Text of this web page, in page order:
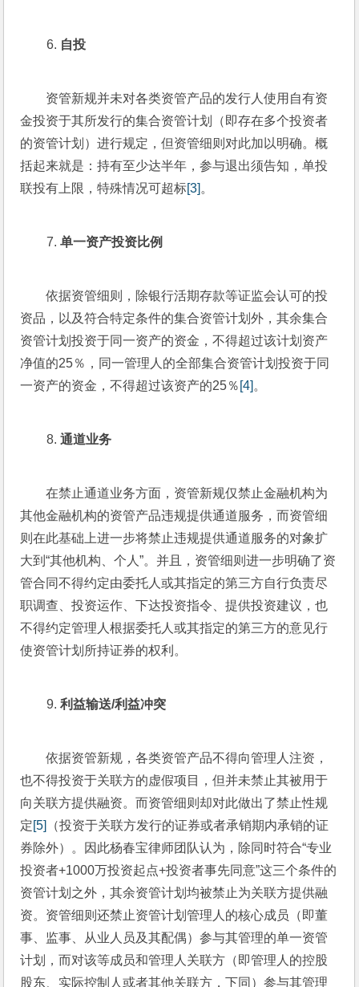
自投
资管新规并未对各类资管产品的发行人使用自有资
金投资于其所发行的集合资管计划（即存在多个投资者
的资管计划）进行规定，但资管细则对此加以明确。概
括起来就是：持有至少达半年，参与退出须告知，单投
联投有上限，特殊情况可超标[3] 。
单一资产投资比例
依据资管细则，除银行活期存款等证监会认可的投
资品，以及符合特定条件的集合资管计划外，其余集合
资管计划投资于同一资产的资金，不得超过该计划资产
净值的25％，同一管理人的全部集合资管计划投资于同
一资产的资金，不得超过该资产的25％ [4] 。
通道业务
在禁止通道业务方面，资管新规仅禁止金融机构为
其他金融机构的资管产品违规提供通道服务，而资管细
则在此基础上进一步将禁止违规提供通道服务的对象扩
大到“其他机构、个人”。并且，资管细则进一步明确了资
管合同不得约定由委托人或其指定的第三方自行负责尽
职调查、投资运作、下达投资指令、提供投资建议，也
不得约定管理人根据委托人或其指定的第三方的意见行
使资管计划所持证券的权利。
利益输送/利益冲突
依据资管新规，各类资管产品不得向管理人注资，
也不得投资于关联方的虚假项目，但并未禁止其被用于
向关联方提供融资。而资管细则却对此做出了禁止性规
定[5]
（投资于关联方发行的证券或者承销期内承销的证
券除外）。因此杨春宝律师团队认为，除同时符合“专业
投资者+1000万投资起点+投资者事先同意”这三个条件的
资管计划之外，其余资管计划均被禁止为关联方提供融
资。资管细则还禁止资管计划管理人的核心成员（即董
事、监事、从业人员及其配偶）参与其管理的单一资管
计划，而对该等成员和管理人关联方（即管理人的控股
股东、实际控制人或者其他关联方，下同）参与其管理